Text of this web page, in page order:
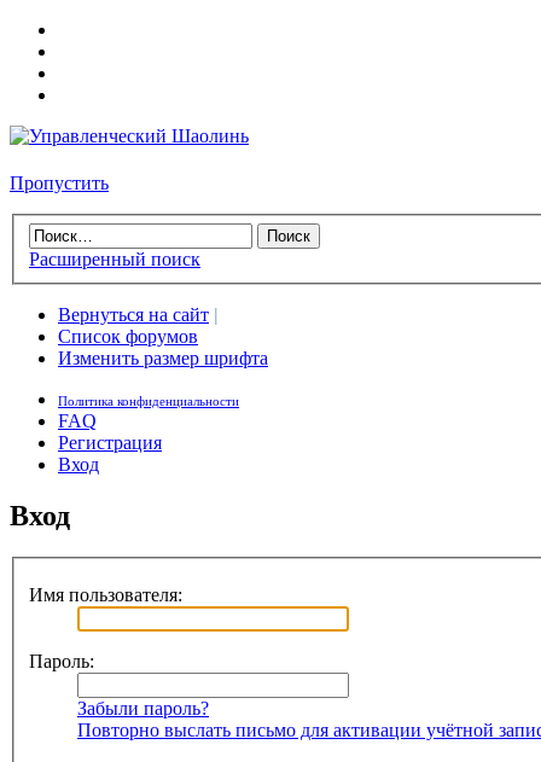
Пропустить
Расширенный поиск
Вернуться на сайт |
Список форумов
Изменить размер шрифта
Политика конфиденциальности
FAQ
Регистрация
Вход
Вход
Имя пользователя:
Пароль:
Забыли пароль?
Повторно выслать письмо для активации учётной